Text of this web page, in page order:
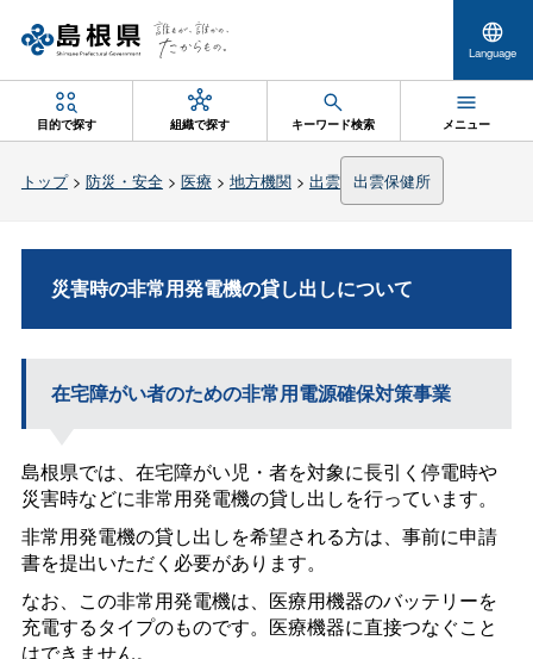
Language
目的で探す 組織で探す キーワード検索 メニュー
トップ> 防災・安全> 医療 > 地方機関> 出雲 出雲保健所
災害時の非常用発電機の貸し出しについて
在宅障がい者のための非常用電源確保対策事業
島根県では、在宅障がい児・者を対象に長引く停電時や
災害時などに非常用発電機の貸し出しを行っています。
非常用発電機の貸し出しを希望される方は、事前に申請
書を提出いただく必要があります。
なお、この非常用発電機は、医療用機器のバッテリーを
充電するタイプのものです。医療機器に直接つなぐこと
はできません。